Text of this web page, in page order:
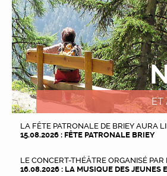
ET
LA FÊTE PATRONALE DE BRIEY AURA
15.08.2026 : FÊTE PATRONALE BRIEY
LE CONCERT-THÉÂTRE ORGANISÉ PAR
16.08.2026 : LA MUSIQUE DES JEUNES